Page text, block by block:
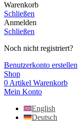
Warenkorb
Schließen
Anmelden
Schließen
Noch nicht registriert?
Benutzerkonto erstellen
Shop
0 Artikel Warenkorb
Mein Konto
English
Deutsch